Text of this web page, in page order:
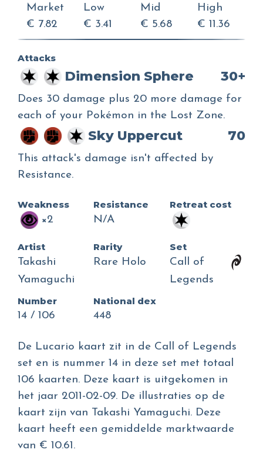
Market
€ 7.82
Low
€ 3.41
Mid
€ 5.68
High
€ 11.36
Attacks
Dimension Sphere 30+
Does 30 damage plus 20 more damage for
each of your Pokémon in the Lost Zone.
Sky Uppercut 70
This attack's damage isn't affected by
Resistance.
Weakness
×2
Resistance
N/A
Retreat cost
Artist
Takashi
Yamaguchi
Rarity
Rare Holo
Set
Call of
Legends
Number
14 / 106
National dex
448
De Lucario kaart zit in de Call of Legends
set en is nummer 14 in deze set met totaal
106 kaarten. Deze kaart is uitgekomen in
het jaar 2011-02-09. De illustraties op de
kaart zijn van Takashi Yamaguchi. Deze
kaart heeft een gemiddelde marktwaarde
van € 10.61.